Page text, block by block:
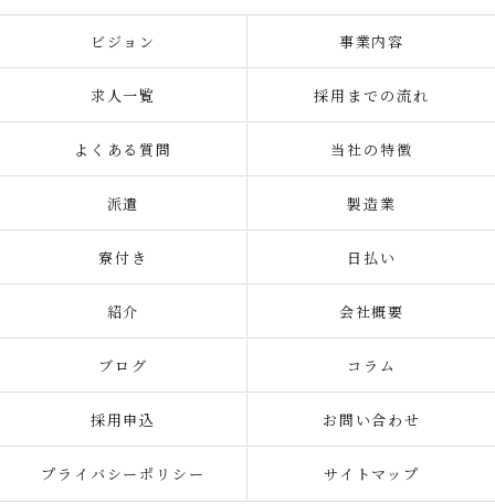
ビジョン 事業内容
求人一覧 採用までの流れ
よくある質問 当社の特徴
派遣 製造業
寮付き 日払い
紹介 会社概要
ブログ コラム
採用申込 お問い合わせ
プライバシーポリシー サイトマップ